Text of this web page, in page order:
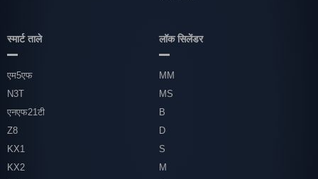
स्मार्ट ताले
एम5एफ
N3T
एनएफ21टी
Z8
KX1
KX2
लॉक सिलेंडर
MM
MS
B
D
S
M